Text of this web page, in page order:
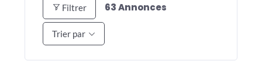
Filtrer 63Annonces
Trier par